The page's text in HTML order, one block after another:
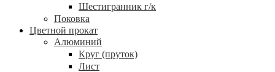
Шестигранник г/к
Поковка
Цветной прокат
Алюминий
Круг (пруток)
Лист